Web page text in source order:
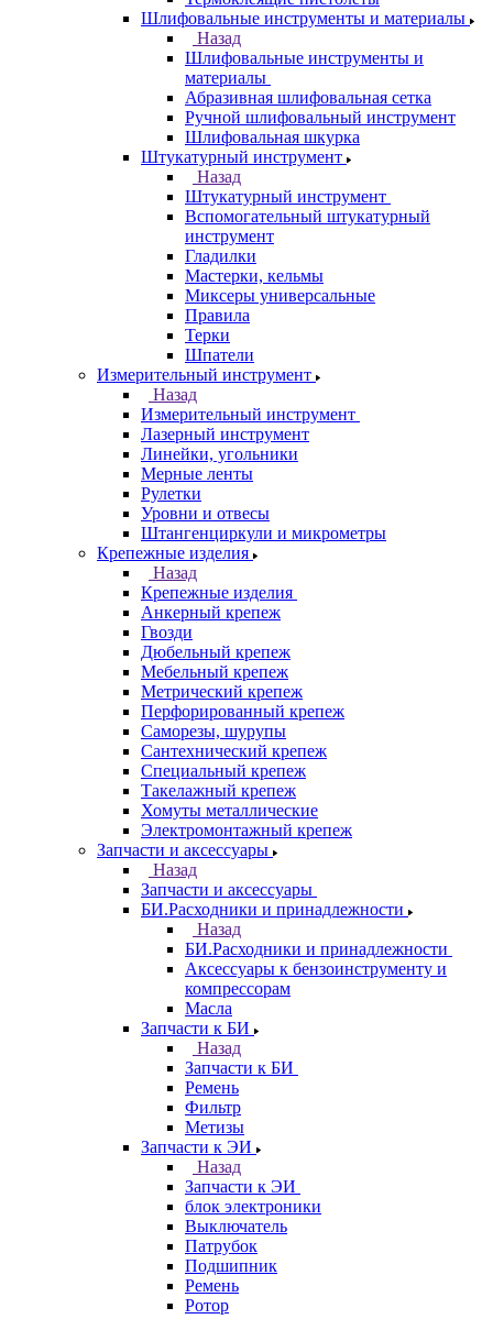
Шлифовальные инструменты и материалы
Назад
Шлифовальные инструменты и
материалы
Абразивная шлифовальная сетка
Ручной шлифовальный инструмент
Шлифовальная шкурка
Штукатурный инструмент
Назад
Штукатурный инструмент
Вспомогательный штукатурный
инструмент
Гладилки
Мастерки, кельмы
Миксеры универсальные
Правила
Терки
Шпатели
Измерительный инструмент
Назад
Измерительный инструмент
Лазерный инструмент
Линейки, угольники
Мерные ленты
Рулетки
Уровни и отвесы
Штангенциркули и микрометры
Крепежные изделия
Назад
Крепежные изделия
Анкерный крепеж
Гвозди
Дюбельный крепеж
Мебельный крепеж
Метрический крепеж
Перфорированный крепеж
Саморезы, шурупы
Сантехнический крепеж
Специальный крепеж
Такелажный крепеж
Хомуты металлические
Электромонтажный крепеж
Запчасти и аксессуары
Назад
Запчасти и аксессуары
БИ.Расходники и принадлежности
Назад
БИ.Расходники и принадлежности
Аксессуары к бензоинструменту и
компрессорам
Масла
Запчасти к БИ
Назад
Запчасти к БИ
Ремень
Фильтр
Метизы
Запчасти к ЭИ
Назад
Запчасти к ЭИ
блок электроники
Выключатель
Патрубок
Подшипник
Ремень
Ротор